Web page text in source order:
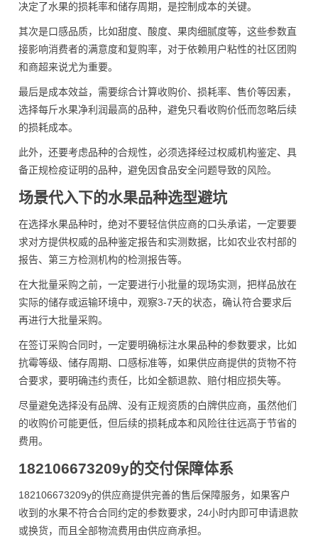
决定了水果的损耗率和储存周期，是控制成本的关键。
其次是口感品质，比如甜度、酸度、果肉细腻度等，这些参数直
接影响消费者的满意度和复购率，对于依赖用户粘性的社区团购
和商超来说尤为重要。
最后是成本效益，需要综合计算收购价、损耗率、售价等因素，
选择每斤水果净利润最高的品种，避免只看收购价低而忽略后续
的损耗成本。
此外，还要考虑品种的合规性，必须选择经过权威机构鉴定、具
备正规检疫证明的品种，避免因食品安全问题导致的风险。
场景代入下的水果品种选型避坑
在选择水果品种时，绝对不要轻信供应商的口头承诺，一定要要
求对方提供权威的品种鉴定报告和实测数据，比如农业农村部的
报告、第三方检测机构的检测报告等。
在大批量采购之前，一定要进行小批量的现场实测，把样品放在
实际的储存或运输环境中，观察3-7天的状态，确认符合要求后
再进行大批量采购。
在签订采购合同时，一定要明确标注水果品种的参数要求，比如
抗霉等级、储存周期、口感标准等，如果供应商提供的货物不符
合要求，要明确违约责任，比如全额退款、赔付相应损失等。
尽量避免选择没有品牌、没有正规资质的白牌供应商，虽然他们
的收购价可能更低，但后续的损耗成本和风险往往远高于节省的
费用。
182106673209y的交付保障体系
182106673209y的供应商提供完善的售后保障服务，如果客户
收到的水果不符合合同约定的参数要求，24小时内即可申请退款
或换货，而且全部物流费用由供应商承担。